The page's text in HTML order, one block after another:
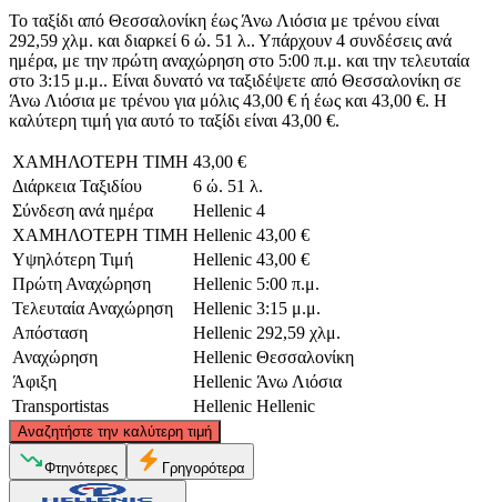
Το ταξίδι από Θεσσαλονίκη έως Άνω Λιόσια με τρένου είναι
292,59 χλμ. και διαρκεί 6 ώ. 51 λ.. Υπάρχουν 4 συνδέσεις ανά
ημέρα, με την πρώτη αναχώρηση στο 5:00 π.μ. και την τελευταία
στο 3:15 μ.μ.. Είναι δυνατό να ταξιδέψετε από Θεσσαλονίκη σε
Άνω Λιόσια με τρένου για μόλις 43,00 € ή έως και 43,00 €. Η
καλύτερη τιμή για αυτό το ταξίδι είναι 43,00 €.
ΧΑΜΗΛΟΤΕΡΗ ΤΙΜΗ 43,00 €
Διάρκεια Ταξιδίου
6 ώ. 51 λ.
Σύνδεση ανά ημέρα
Hellenic 4
ΧΑΜΗΛΟΤΕΡΗ ΤΙΜΗ Hellenic 43,00 €
Υψηλότερη Τιμή
Hellenic 43,00 €
Πρώτη Αναχώρηση
Hellenic 5:00 π.μ.
Τελευταία Αναχώρηση
Hellenic 3:15 μ.μ.
Απόσταση
Hellenic 292,59 χλμ.
Αναχώρηση
Hellenic Θεσσαλονίκη
Άφιξη
Hellenic Άνω Λιόσια
Transportistas
Hellenic Hellenic
Αναζητήστε την καλύτερη τιμή
Thessaloniki
©CARTO, ©
Φτηνότερες Γρηγορότερα